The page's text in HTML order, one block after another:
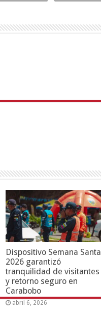
Dispositivo Semana Santa
2026 garantizó
tranquilidad de visitantes
y retorno seguro en
Carabobo
abril 6, 2026